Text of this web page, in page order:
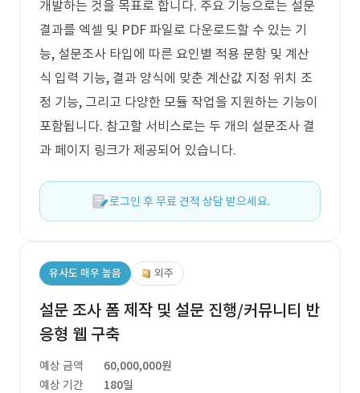
개발하는 것을 목표로 합니다. 주요 기능으로는 설문
결과를 엑셀 및 PDF 파일로 다운로드할 수 있는 기
능, 설문조사 타입에 따른 요인별 적용 문항 및 계산
식 입력 기능, 결과 양식에 맞춘 계산값 지정 위치 조
정 기능, 그리고 다양한 모듈 작업을 지원하는 기능이
포함됩니다. 참고할 서비스로는 두 개의 설문조사 결
과 페이지 링크가 제공되어 있습니다.
로그인 후 무료 견적 상담 받으세요.
유사도 매우 높음 외주
설문 조사 폼 제작 및 설문 진행/커뮤니티 반
응형 웹 구축
예상 금액
60,000,000원
예상 기간
180일